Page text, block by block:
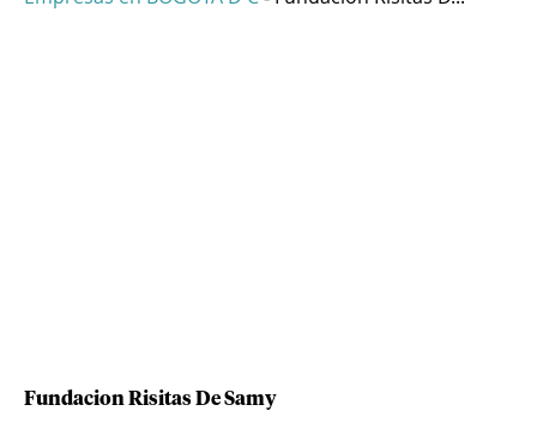
Fundacion Risitas De Samy